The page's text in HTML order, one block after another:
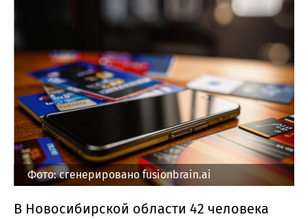
Фото: сгенерировано fusionbrain.ai
В Новосибирской области 42 человека